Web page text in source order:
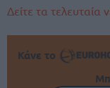
Δείτε τα τελευταία
Κάνε το